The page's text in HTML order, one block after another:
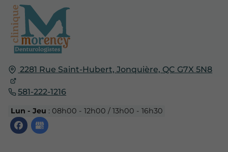
2281 Rue Saint-Hubert, Jonquière, QC G7X 5N8
581-222-1216
Lun - Jeu : 08h00 - 12h00 / 13h00 - 16h30